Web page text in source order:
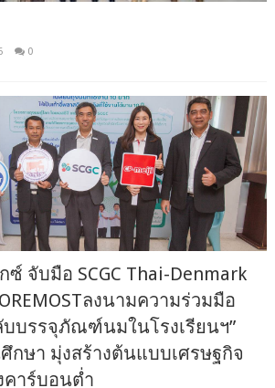
0
จับมือ SCGC Thai-Denmark
ลงนามความร่วมมือ
บบรรจุภัณฑ์นมในโรงเรียนฯ”
กษา มุ่งสร้างต้นแบบเศรษฐกิจ
คาร์บอนต่ำ